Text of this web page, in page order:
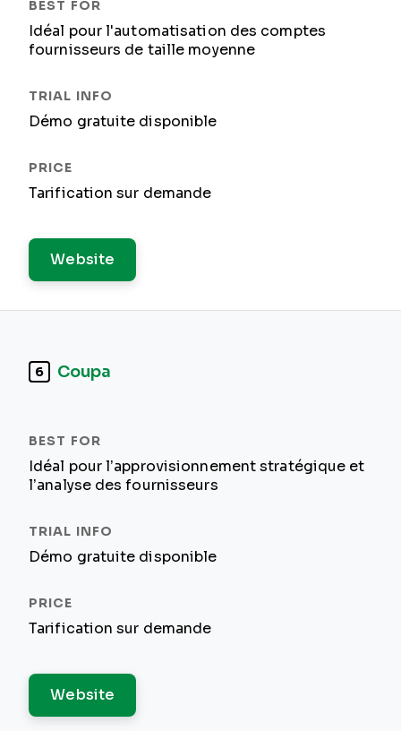
Idéal pour l'automatisation des comptes
fournisseurs de taille moyenne
Démo gratuite disponible
Tarification sur demande
Website
6 Coupa
Idéal pour l’approvisionnement stratégique et
l’analyse des fournisseurs
Démo gratuite disponible
Tarification sur demande
Website